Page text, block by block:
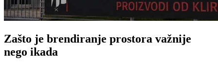
Zašto je brendiranje prostora važnije
nego ikada